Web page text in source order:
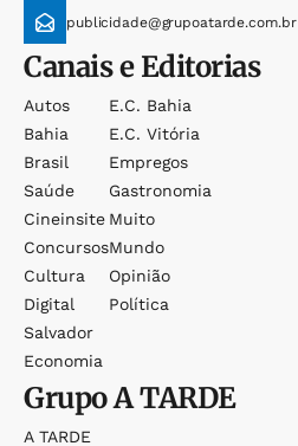
publicidade@grupoatarde.com.br
Canais e Editorias
Autos
Bahia
Brasil
Saúde
Cineinsite
Concursos
Cultura
Digital
Salvador
Economia
E.c. Bahia
E.c. Vitória
Empregos
Gastronomia
Muito
Mundo
Opinião
Política
GrupoA TARDE
A TARDE